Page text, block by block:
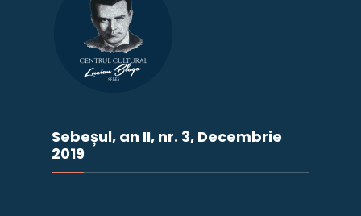
Sebeșul, an II, nr. 3, Decembrie
2019